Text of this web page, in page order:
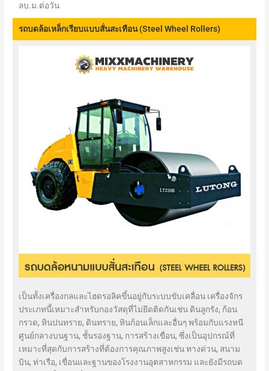
ลบ.ม.ต่อวัน
รถบดล้อเหล็กเรียบแบบสั่นสะเทือน (Steel Wheel Rollers)
เป็นทั้งเครื่องกลและไฮดรอลิคขึ้นอยู่กับระบบขับเคลื่อน เครื่องจักร
ประเภทนี้เหมาะสำหรับกองวัสดุที่ไม่ยึดติดกันเช่น ดินลูกรัง, ก้อน
กรวด, หินปนทราย, ดินทราย, หินก้อนเล็กและอื่นๆ พร้อมกับแรงหนี
ศูนย์กลางบนฐาน, ชั้นรองฐาน, การสร้างเขื่อน, ซึ่งเป็นอุปกรณ์ที่
เหมาะที่สุดกับการสร้างที่ต้องการคุณภาพสูงเช่น ทางด่วน, สนาม
บิน, ท่าเรือ, เขื่อนและฐานของโรงงานอุตสาหกรรม และยังมีรถบด